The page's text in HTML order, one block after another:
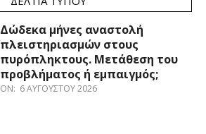
Δώδεκα μήνες αναστολή
πλειστηριασμών στους
πυρόπληκτους. Μετάθεση του
προβλήματος ή εμπαιγμός;
ON: 6 ΑΥΓΟΎΣΤΟΥ 2026